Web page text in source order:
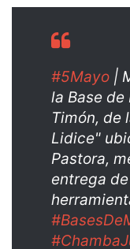
#5Mayo |
la Base de
Timón, de
Lidice"
Pastora,
entrega